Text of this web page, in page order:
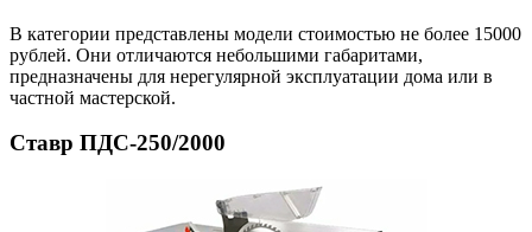
В категории представлены модели стоимостью не более 15000
рублей. Они отличаются небольшими габаритами,
предназначены для нерегулярной эксплуатации дома или в
частной мастерской.
Ставр ПДС-250/2000